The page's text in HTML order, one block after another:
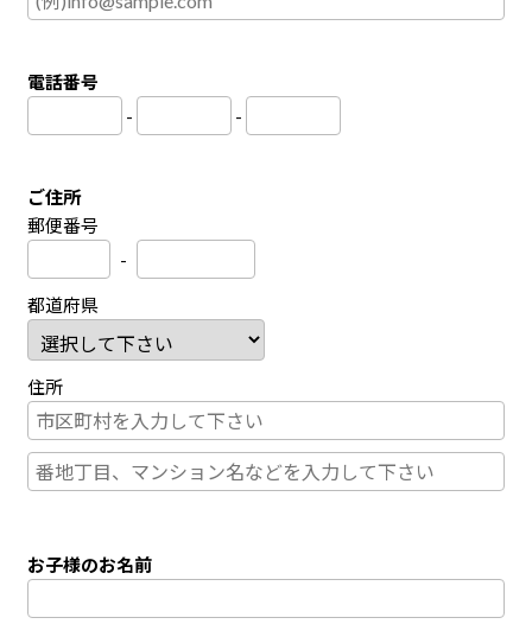
電話番号
-
-
ご住所
郵便番号
-
都道府県
住所
お子様のお名前